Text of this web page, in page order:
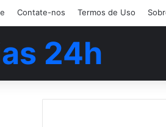
Contate-nos Termos de Uso
24h